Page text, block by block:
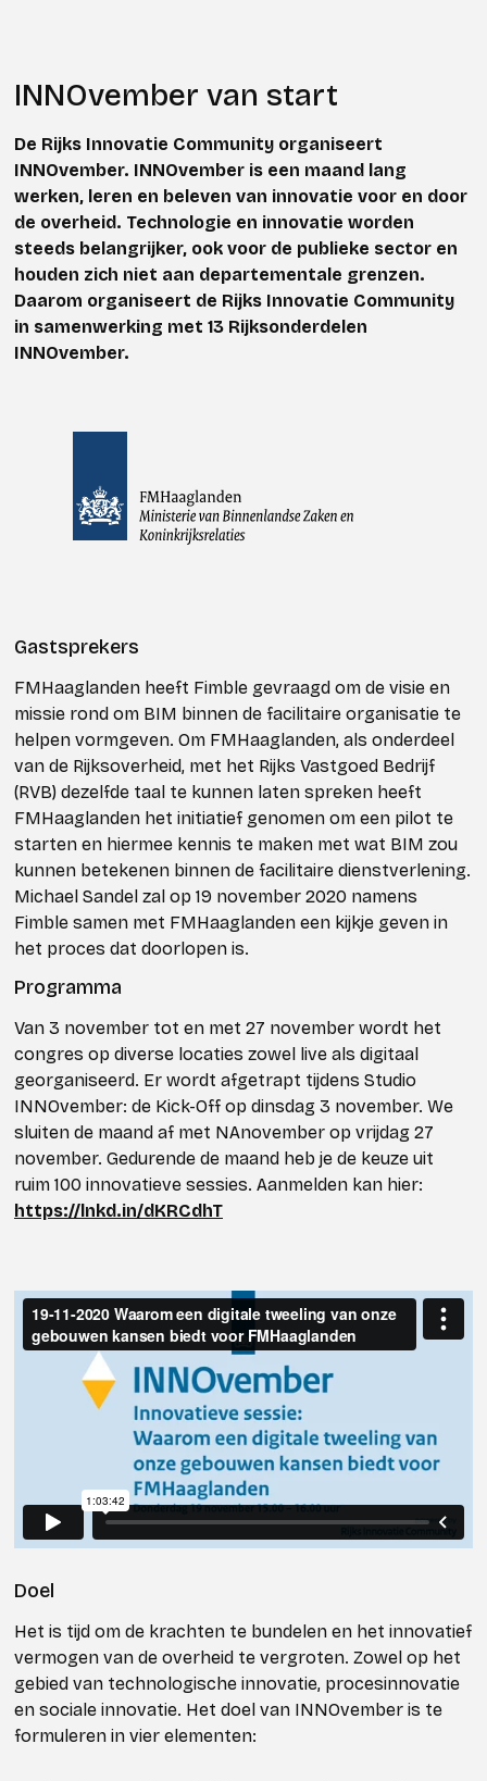
INNOvember van start
De Rijks Innovatie Community organiseert
INNOvember. INNOvember is een maand lang
werken, leren en beleven van innovatie voor en door
de overheid. Technologie en innovatie worden
steeds belangrijker, ook voor de publieke sector en
houden zich niet aan departementale grenzen.
Daarom organiseert de Rijks Innovatie Community
in samenwerking met 13 Rijksonderdelen
INNOvember.
Gastsprekers
FMHaaglanden heeft Fimble gevraagd om de visie en
missie rond om BIM binnen de facilitaire organisatie te
helpen vormgeven. Om FMHaaglanden, als onderdeel
van de Rijksoverheid, met het Rijks Vastgoed Bedrijf
(RVB) dezelfde taal te kunnen laten spreken heeft
FMHaaglanden het initiatief genomen om een pilot te
starten en hiermee kennis te maken met wat BIM zou
kunnen betekenen binnen de facilitaire dienstverlening.
Michael Sandel zal op 19 november 2020 namens
Fimble samen met FMHaaglanden een kijkje geven in
het proces dat doorlopen is.
Programma
Van 3 november tot en met 27 november wordt het
congres op diverse locaties zowel live als digitaal
georganiseerd. Er wordt afgetrapt tijdens Studio
INNOvember: de Kick-Off op dinsdag 3 november. We
sluiten de maand af met NAnovember op vrijdag 27
november. Gedurende de maand heb je de keuze uit
ruim 100 innovatieve sessies. Aanmelden kan hier:
https://lnkd.in/dKRCdhT
Doel
Het is tijd om de krachten te bundelen en het innovatief
vermogen van de overheid te vergroten. Zowel op het
gebied van technologische innovatie, procesinnovatie
en sociale innovatie. Het doel van INNOvember is te
formuleren in vier elementen: